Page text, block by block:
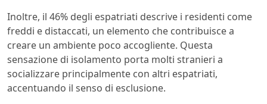
Inoltre, il 46% degli espatriati descrive i residenti come
freddi e distaccati, un elemento che contribuisce a
creare un ambiente poco accogliente. Questa
sensazione di isolamento porta molti stranieri a
socializzare principalmente con altri espatriati,
accentuando il senso di esclusione.